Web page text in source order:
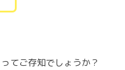
ってご存知でしょうか？